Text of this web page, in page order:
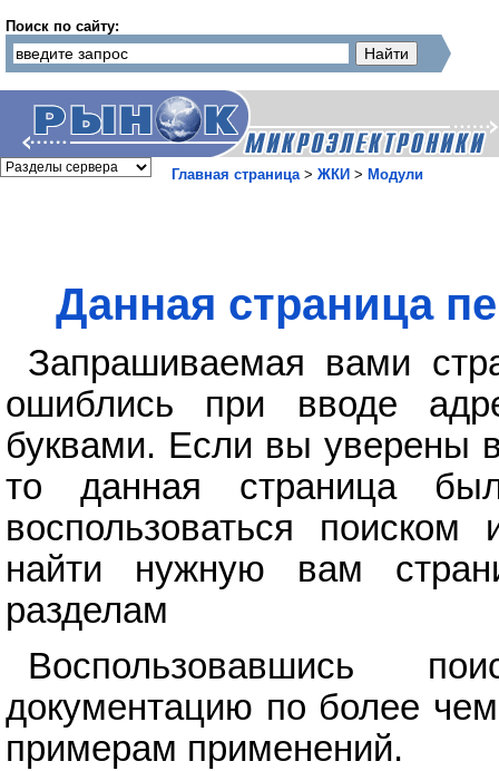
Поиск по сайту:
Главная страница> ЖКИ > Модули
Данная страница
Запрашиваемая вами
ошиблись при вводе
буквами. Если вы уверены
то данная страница
воспользоваться поиском
найти нужную вам
разделам
Воспользовавшись
документацию по более
примерам применений.